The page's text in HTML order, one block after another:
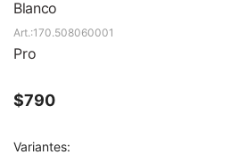
Blanco
170.508060001
Pro
$790
Variantes: